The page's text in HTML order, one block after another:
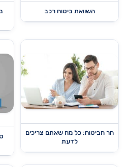
השוואת ביטוח רכב
הר הביטוח: כל מה שאתם צריכים
לדעת